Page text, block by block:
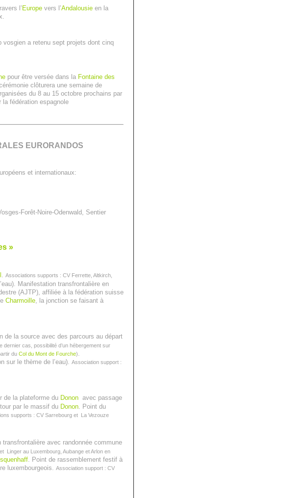
l’Europe vers l’Andalousie en la
vosgien a retenu sept projets dont cinq
pour être versée dans la Fontaine des
cérémonie clôturera une semaine de
du 8 au 15 octobre prochains par
la fédération espagnole
EURORANDOS
et internationaux:
Forêt-Noire-Odenwald, Sentier
»
. Associations supports : CV Ferrette, Altkirch,
Manifestation transfrontalière en
(AJTP), affiliée à la fédération suisse
Charmoille, la jonction se faisant à
de la source avec des parcours au départ
dernier cas, possibilité d’un hébergement sur
du Col du Mont de Fourche).
sur le thème de l’eau). Association support :
de la plateforme du Donon avec passage
par le massif du Donon. Point du
supports : CV Sarrebourg et La Vezouze
transfrontalière avec randonnée commune
Linger au Luxembourg, Aubange et Arlon en
. Point de rassemblement festif à
luxembourgeois. Association support : CV